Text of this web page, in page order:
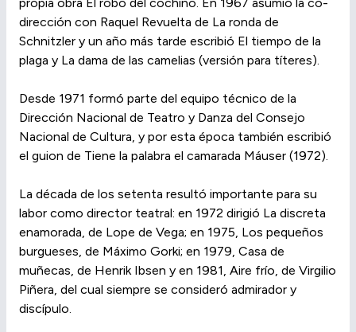
dirección con Raquel Revuelta de La ronda de
Schnitzler y un año más tarde escribió El tiempo de la
plaga y La dama de las camelias (versión para títeres).
Desde 1971 formó parte del equipo técnico de la
Dirección Nacional de Teatro y Danza del Consejo
Nacional de Cultura, y por esta época también escribió
el guion de Tiene la palabra el camarada Máuser (1972).
La década de los setenta resultó importante para su
labor como director teatral: en 1972 dirigió La discreta
enamorada, de Lope de Vega; en 1975, Los pequeños
burgueses, de Máximo Gorki; en 1979, Casa de
muñecas, de Henrik Ibsen y en 1981, Aire frío, de Virgilio
Piñera, del cual siempre se consideró admirador y
discípulo.